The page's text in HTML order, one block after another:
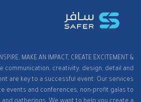
MAKE AN IMPACT, CREATE EXCITEMENT &
communication, creativity, design, detail and
are key to a successful event. Our services
events and conferences, non-profit galas to